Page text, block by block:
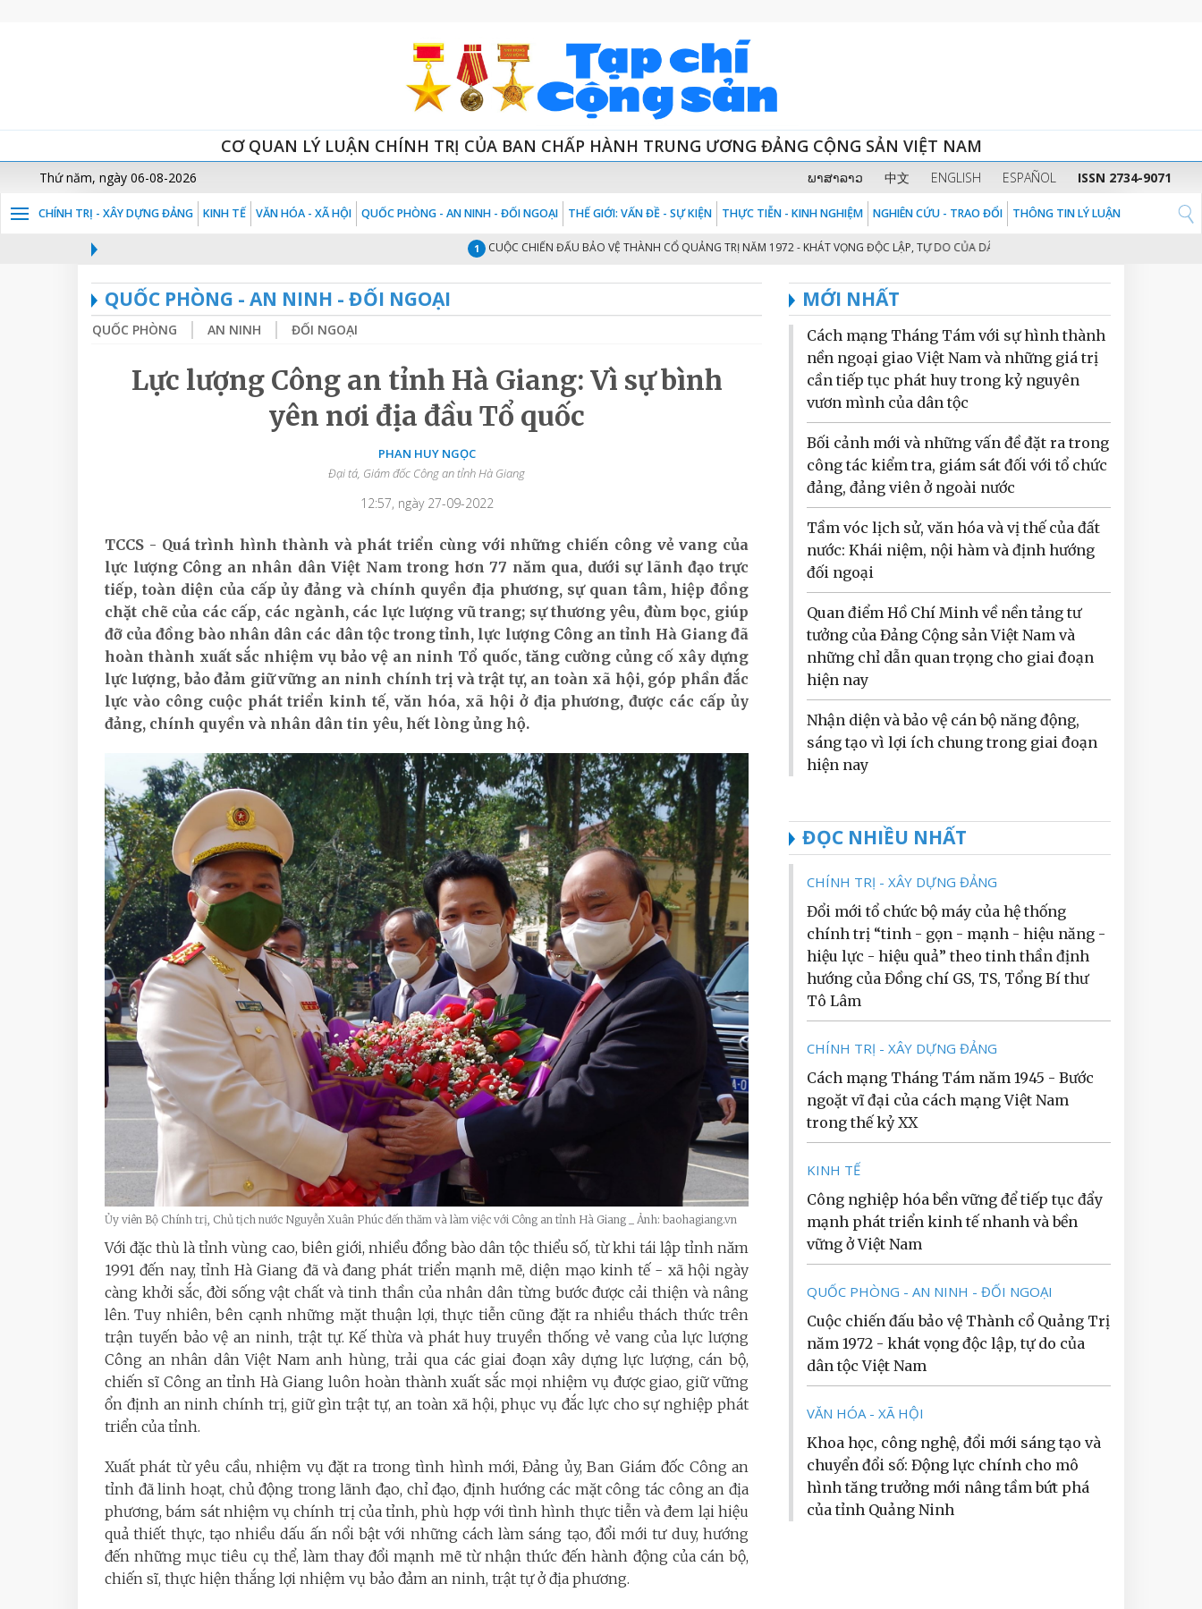
CƠ QUAN LÝ LUẬN CHÍNH TRỊ CỦA BAN CHẤP HÀNH TRUNG ƯƠNG ĐẢNG CỘNG SẢN VIỆT NAM
Thứ năm, ngày 06-08-2026 ພາສາລາວ 中文 ENGLISH ESPAÑOL ISSN 2734-9071
CHÍNH TRỊ - XÂY DỰNG ĐẢNG KINH TẾ VĂN HÓA - XÃ HỘI QUỐC PHÒNG - AN NINH - ĐỐI NGOẠI THẾ GIỚI: VẤN ĐỀ - SỰ KIỆN THỰC TIỄN - KINH NGHIỆM NGHIÊN CỨU - TRAO ĐỔI THÔNG TIN LÝ LUẬN
CUỘC CHIẾN ĐẤU BẢO VỆ THÀNH CỔ QUẢNG TRỊ NĂM 1972 - KHÁT VỌNG ĐỘC LẬP, TỰ DO CỦA DÂN TỘC VIỆT NAM
QUỐC PHÒNG - AN NINH - ĐỐI NGOẠI
QUỐC PHÒNG AN NINH ĐỐI NGOẠI
Lực lượng Công an tỉnh Hà Giang: Vì sự bình
yên nơi địa đầu Tổ quốc
PHAN HUY NGỌC
Đại tá, Giám đốc Công an tỉnh Hà Giang
12:57, ngày 27-09-2022
TCCS - Quá trình hình thành và phát triển cùng với những chiến công vẻ vang của
lực lượng Công an nhân dân Việt Nam trong hơn 77 năm qua, dưới sự lãnh đạo trực
tiếp, toàn diện của cấp ủy đảng và chính quyền địa phương, sự quan tâm, hiệp đồng
chặt chẽ của các cấp, các ngành, các lực lượng vũ trang; sự thương yêu, đùm bọc, giúp
đỡ của đồng bào nhân dân các dân tộc trong tỉnh, lực lượng Công an tỉnh Hà Giang đã
hoàn thành xuất sắc nhiệm vụ bảo vệ an ninh Tổ quốc, tăng cường củng cố xây dựng
lực lượng, bảo đảm giữ vững an ninh chính trị và trật tự, an toàn xã hội, góp phần đắc
lực vào công cuộc phát triển kinh tế, văn hóa, xã hội ở địa phương, được các cấp ủy
đảng, chính quyền và nhân dân tin yêu, hết lòng ủng hộ.
Ủy viên Bộ Chính trị, Chủ tịch nước Nguyễn Xuân Phúc đến thăm và làm việc với Công an tỉnh Hà Giang _ Ảnh: baohagiang.vn
Với đặc thù là tỉnh vùng cao, biên giới, nhiều đồng bào dân tộc thiểu số, từ khi tái lập tỉnh năm
1991 đến nay, tỉnh Hà Giang đã và đang phát triển mạnh mẽ, diện mạo kinh tế - xã hội ngày
càng khởi sắc, đời sống vật chất và tinh thần của nhân dân từng bước được cải thiện và nâng
lên. Tuy nhiên, bên cạnh những mặt thuận lợi, thực tiễn cũng đặt ra nhiều thách thức trên
trận tuyến bảo vệ an ninh, trật tự. Kế thừa và phát huy truyền thống vẻ vang của lực lượng
Công an nhân dân Việt Nam anh hùng, trải qua các giai đoạn xây dựng lực lượng, cán bộ,
chiến sĩ Công an tỉnh Hà Giang luôn hoàn thành xuất sắc mọi nhiệm vụ được giao, giữ vững
ổn định an ninh chính trị, giữ gìn trật tự, an toàn xã hội, phục vụ đắc lực cho sự nghiệp phát
triển của tỉnh.
Xuất phát từ yêu cầu, nhiệm vụ đặt ra trong tình hình mới, Đảng ủy, Ban Giám đốc Công an
tỉnh đã linh hoạt, chủ động trong lãnh đạo, chỉ đạo, định hướng các mặt công tác công an địa
phương, bám sát nhiệm vụ chính trị của tỉnh, phù hợp với tình hình thực tiễn và đem lại hiệu
quả thiết thực, tạo nhiều dấu ấn nổi bật với những cách làm sáng tạo, đổi mới tư duy, hướng
đến những mục tiêu cụ thể, làm thay đổi mạnh mẽ từ nhận thức đến hành động của cán bộ,
chiến sĩ, thực hiện thắng lợi nhiệm vụ bảo đảm an ninh, trật tự ở địa phương.
MỚI NHẤT
Cách mạng Tháng Tám với sự hình thành
nền ngoại giao Việt Nam và những giá trị
cần tiếp tục phát huy trong kỷ nguyên
vươn mình của dân tộc
Bối cảnh mới và những vấn đề đặt ra trong
công tác kiểm tra, giám sát đối với tổ chức
đảng, đảng viên ở ngoài nước
Tầm vóc lịch sử, văn hóa và vị thế của đất
nước: Khái niệm, nội hàm và định hướng
đối ngoại
Quan điểm Hồ Chí Minh về nền tảng tư
tưởng của Đảng Cộng sản Việt Nam và
những chỉ dẫn quan trọng cho giai đoạn
hiện nay
Nhận diện và bảo vệ cán bộ năng động,
sáng tạo vì lợi ích chung trong giai đoạn
hiện nay
ĐỌC NHIỀU NHẤT
CHÍNH TRỊ - XÂY DỰNG ĐẢNG
Đổi mới tổ chức bộ máy của hệ thống
chính trị “tinh - gọn - mạnh - hiệu năng -
hiệu lực - hiệu quả” theo tinh thần định
hướng của Đồng chí GS, TS, Tổng Bí thư
Tô Lâm
CHÍNH TRỊ - XÂY DỰNG ĐẢNG
Cách mạng Tháng Tám năm 1945 - Bước
ngoặt vĩ đại của cách mạng Việt Nam
trong thế kỷ XX
KINH TẾ
Công nghiệp hóa bền vững để tiếp tục đẩy
mạnh phát triển kinh tế nhanh và bền
vững ở Việt Nam
QUỐC PHÒNG - AN NINH - ĐỐI NGOẠI
Cuộc chiến đấu bảo vệ Thành cổ Quảng Trị
năm 1972 - khát vọng độc lập, tự do của
dân tộc Việt Nam
VĂN HÓA - XÃ HỘI
Khoa học, công nghệ, đổi mới sáng tạo và
chuyển đổi số: Động lực chính cho mô
hình tăng trưởng mới nâng tầm bứt phá
của tỉnh Quảng Ninh